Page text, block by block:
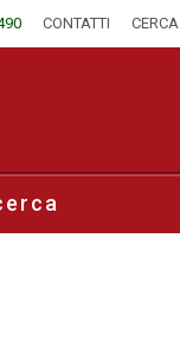
CONTATTI CERCA